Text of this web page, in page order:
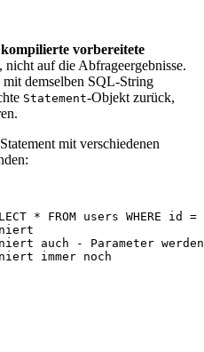
kompilierte vorbereitete
auf die Abfrageergebnisse.
mit demselben SQL-String
Statement-Objekt zurück,
mit verschiedenen
* FROM users WHERE id
auch - Parameter
immer noch